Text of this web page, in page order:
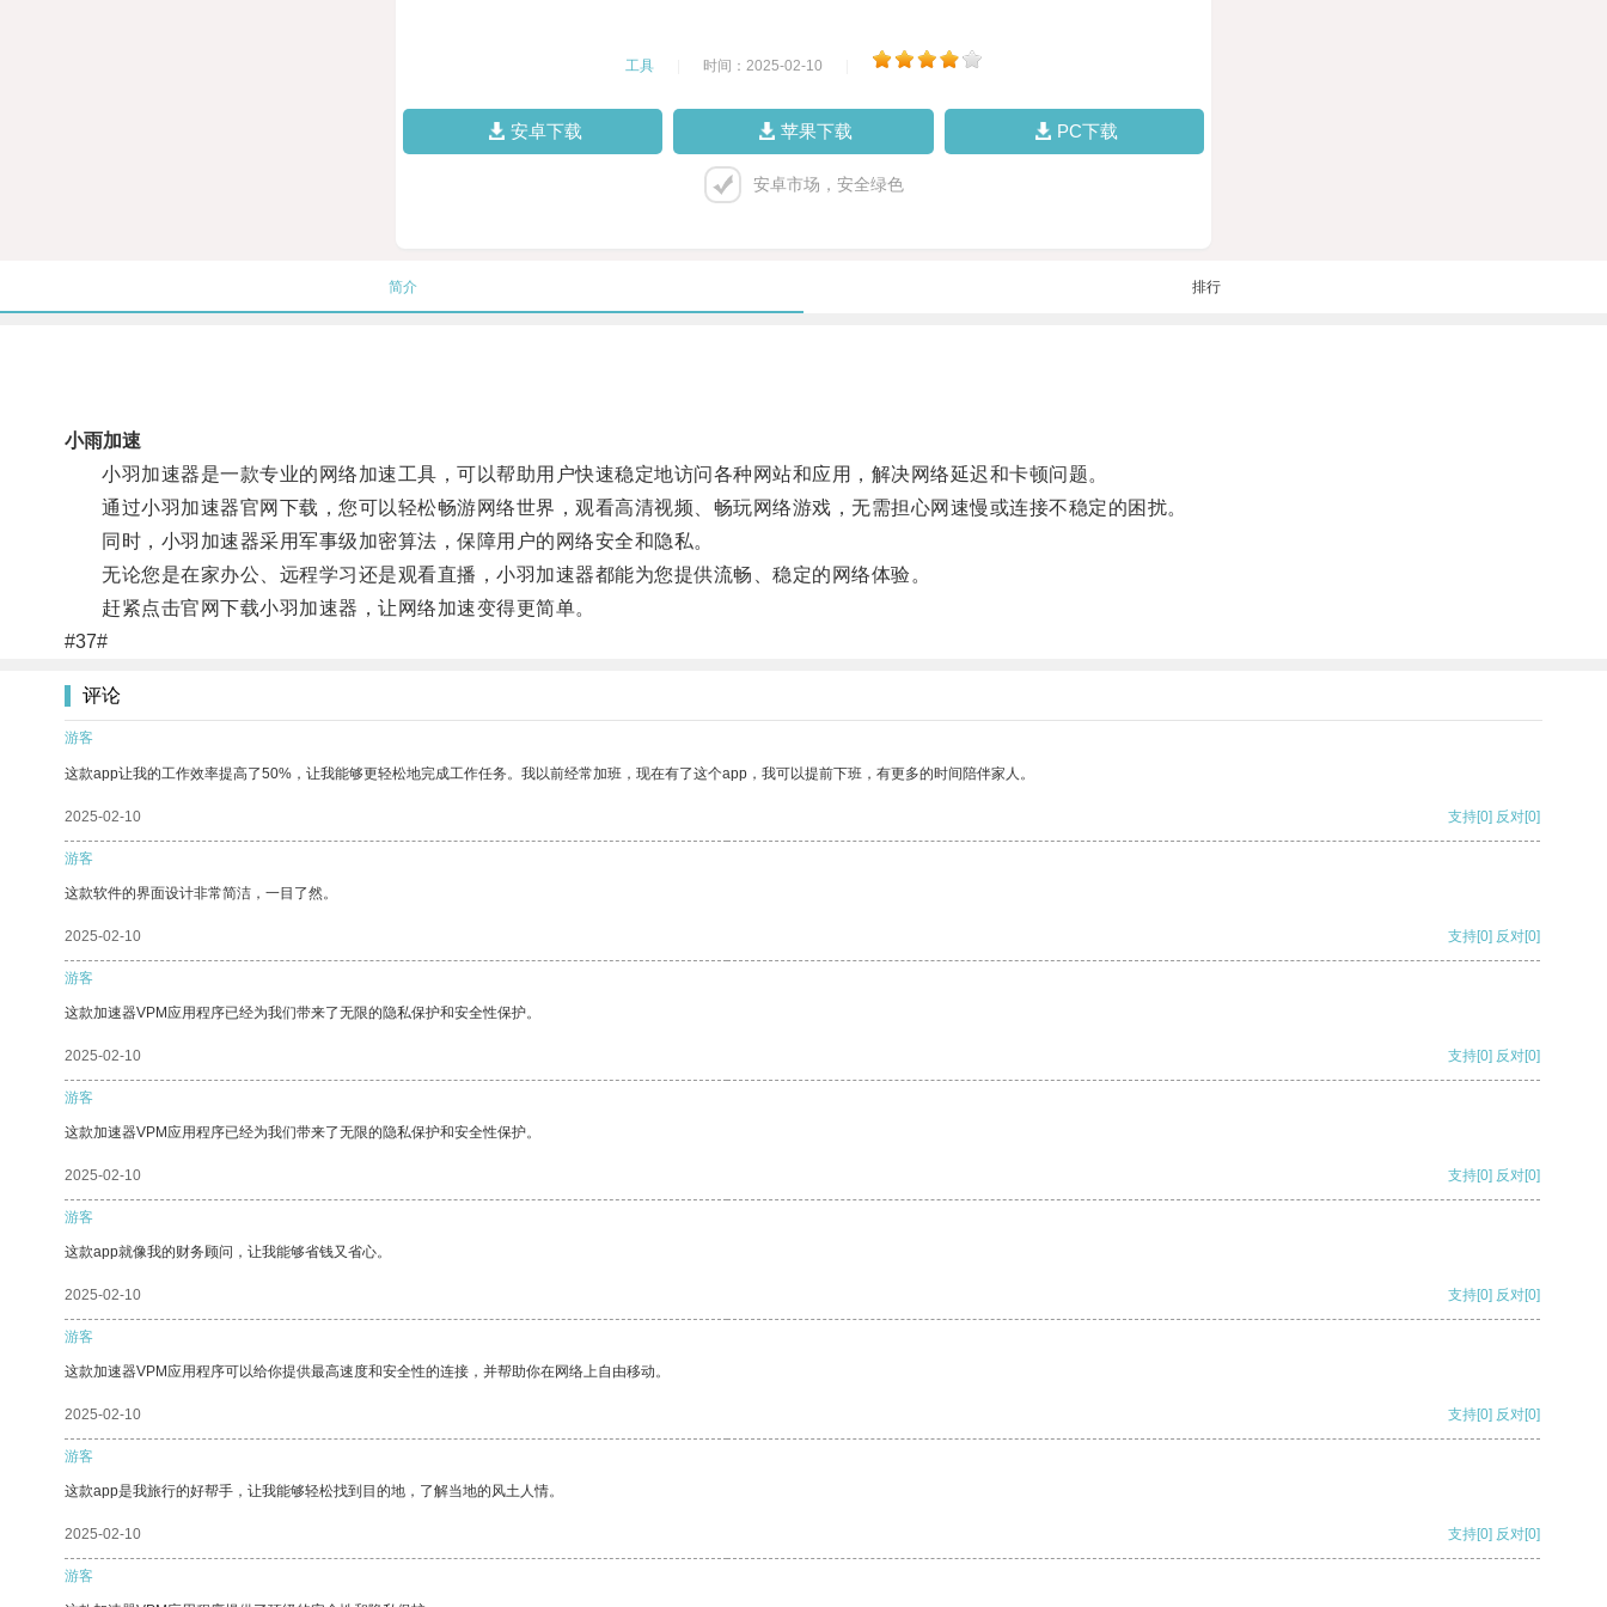
工具 时间：2025-02-10
安卓下载 苹果下载 PC下载
安卓市场，安全绿色
简介 排行
小雨加速
小羽加速器是一款专业的网络加速工具，可以帮助用户快速稳定地访问各种网站和应用，解决网络延迟和卡顿问题。
通过小羽加速器官网下载，您可以轻松畅游网络世界，观看高清视频、畅玩网络游戏，无需担心网速慢或连接不稳定的困扰。
同时，小羽加速器采用军事级加密算法，保障用户的网络安全和隐私。
无论您是在家办公、远程学习还是观看直播，小羽加速器都能为您提供流畅、稳定的网络体验。
赶紧点击官网下载小羽加速器，让网络加速变得更简单。
#37#
评论
游客
这款app让我的工作效率提高了50%，让我能够更轻松地完成工作任务。我以前经常加班，现在有了这个app，我可以提前下班，有更多的时间陪伴家人。
2025-02-10 支持[0] 反对[0]
游客
这款软件的界面设计非常简洁，一目了然。
2025-02-10 支持[0] 反对[0]
游客
这款加速器VPM应用程序已经为我们带来了无限的隐私保护和安全性保护。
2025-02-10 支持[0] 反对[0]
游客
这款加速器VPM应用程序已经为我们带来了无限的隐私保护和安全性保护。
2025-02-10 支持[0] 反对[0]
游客
这款app就像我的财务顾问，让我能够省钱又省心。
2025-02-10 支持[0] 反对[0]
游客
这款加速器VPM应用程序可以给你提供最高速度和安全性的连接，并帮助你在网络上自由移动。
2025-02-10 支持[0] 反对[0]
游客
这款app是我旅行的好帮手，让我能够轻松找到目的地，了解当地的风土人情。
2025-02-10 支持[0] 反对[0]
游客